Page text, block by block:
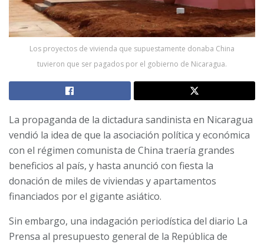
Los proyectos de vivienda que supuestamente donaba China
tuvieron que ser pagados por el gobierno de Nicaragua.
La propaganda de la dictadura sandinista en Nicaragua
vendió la idea de que la asociación política y económica
con el régimen comunista de China traería grandes
beneficios al país, y hasta anunció con fiesta la
donación de miles de viviendas y apartamentos
financiados por el gigante asiático.
Sin embargo, una indagación periodística del diario La
Prensa al presupuesto general de la República de